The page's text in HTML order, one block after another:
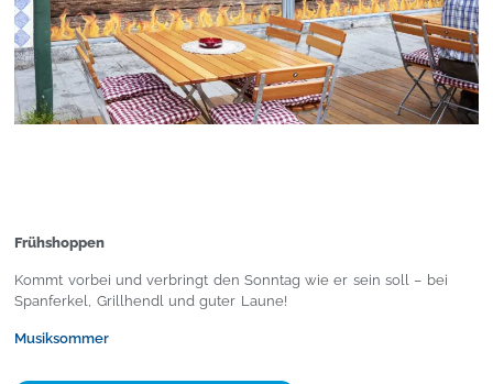
Frühshoppen
Kommt vorbei und verbringt den Sonntag wie er sein soll – bei
Spanferkel, Grillhendl und guter Laune!
Musiksommer